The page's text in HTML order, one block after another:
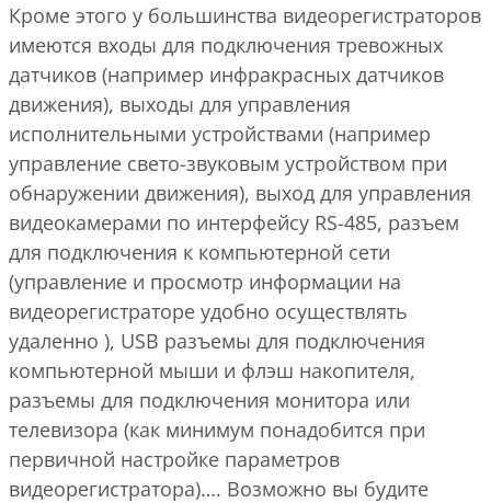
Кроме этого у большинства видеорегистраторов
имеются входы для подключения тревожных
датчиков (например инфракрасных датчиков
движения), выходы для управления
исполнительными устройствами (например
управление свето-звуковым устройством при
обнаружении движения), выход для управления
видеокамерами по интерфейсу RS-485, разъем
для подключения к компьютерной сети
(управление и просмотр информации на
видеорегистраторе удобно осуществлять
удаленно ), USB разъемы для подключения
компьютерной мыши и флэш накопителя,
разъемы для подключения монитора или
телевизора (как минимум понадобится при
первичной настройке параметров
видеорегистратора)…. Возможно вы будите